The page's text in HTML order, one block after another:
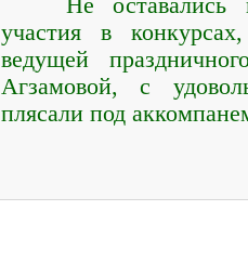
Не
участия в
ведущей
Агзамовой, с
плясали под